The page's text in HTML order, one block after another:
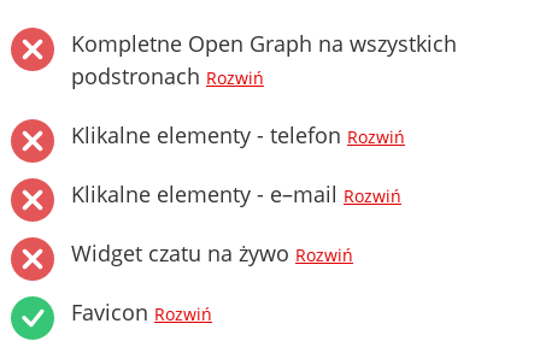
Kompletne Open Graph na wszystkich
podstronach Rozwiń
Klikalne elementy - telefon Rozwiń
Klikalne elementy - e–mail Rozwiń
Widget czatu na żywo Rozwiń
Favicon Rozwiń